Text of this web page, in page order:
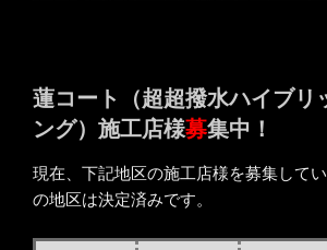
蓮コート（超超撥水ハイブリ
ング）施工店様募集中！
現在、下記地区の施工店様を募集して
の地区は決定済みです。